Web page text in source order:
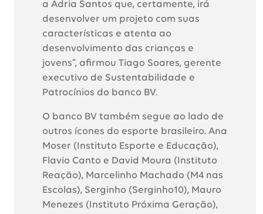
a Adria Santos que, certamente, irá
desenvolver um projeto com suas
características e atenta ao
desenvolvimento das crianças e
jovens”, afirmou Tiago Soares, gerente
executivo de Sustentabilidade e
Patrocínios do banco BV.
O banco BV também segue ao lado de
outros ícones do esporte brasileiro. Ana
Moser (Instituto Esporte e Educação),
Flavio Canto e David Moura (Instituto
Reação), Marcelinho Machado (M4 nas
Escolas), Serginho (Serginho10), Mauro
Menezes (Instituto Próxima Geração),